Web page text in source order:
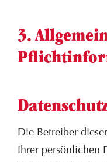
3.
Die Betreiber
Ihrer persönlichen